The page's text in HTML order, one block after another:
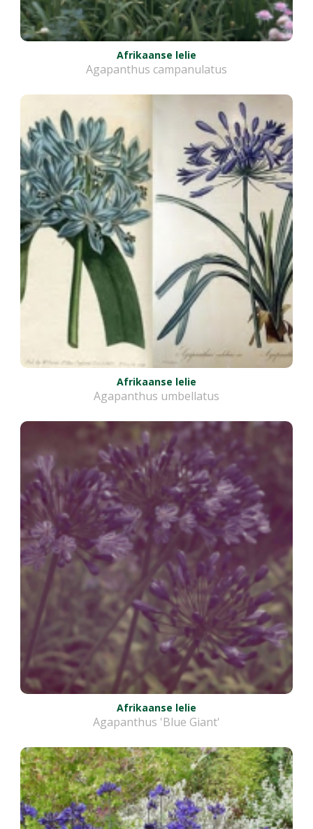
Afrikaanse lelie
Agapanthus campanulatus
Afrikaanse lelie
Agapanthus umbellatus
Afrikaanse lelie
Agapanthus 'Blue Giant'